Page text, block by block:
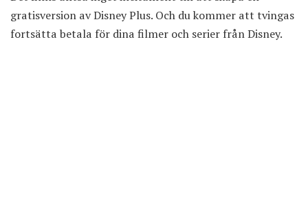
gratisversion av Disney Plus. Och du kommer att tvingas
fortsätta betala för dina filmer och serier från Disney.